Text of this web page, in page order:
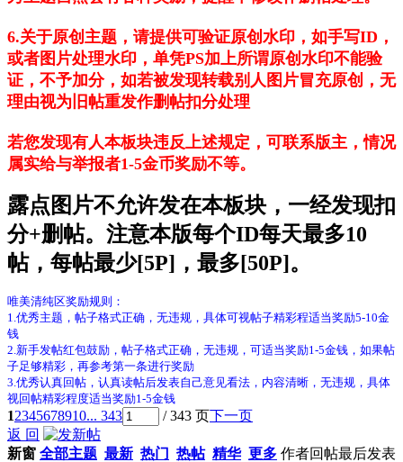
6.关于原创主题，请提供可验证原创水印，如手写ID，
或者图片处理水印，单凭PS加上所谓原创水印不能验
证，不予加分，如若被发现转载别人图片冒充原创，无
理由视为旧帖重发作删帖扣分处理
若您发现有人本板块违反上述规定，可联系版主，情况
属实给与举报者1-5金币奖励不等。
露点图片不允许发在本板块，一经发现扣
分+删帖。注意本版每个ID每天最多10
帖，每帖最少[5P]，最多[50P]。
唯美清纯区奖励规则：
1.优秀主题，帖子格式正确，无违规，具体可视帖子精彩程适当奖励5-10金
钱
2.新手发帖红包鼓励，帖子格式正确，无违规，可适当奖励1-5金钱，如果帖
子足够精彩，再参考第一条进行奖励
3.优秀认真回帖，认真读帖后发表自己意见看法，内容清晰，无违规，具体
视回帖精彩程度适当奖励1-5金钱
12345678910... 343 / 343 页下一页
返 回
新窗 全部主题 最新 热门 热帖 精华 更多 作者回帖最后发表